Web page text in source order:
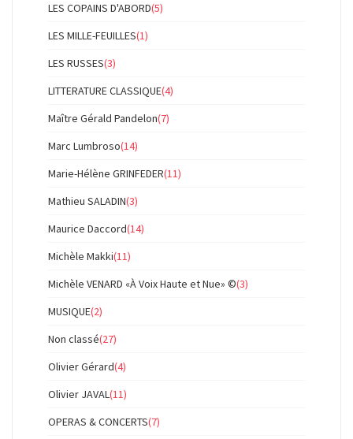
LES COPAINS D'ABORD(5)
LES MILLE-FEUILLES(1)
LES RUSSES(3)
LITTERATURE CLASSIQUE(4)
Maître Gérald Pandelon(7)
Marc Lumbroso(14)
Marie-Hélène GRINFEDER(11)
Mathieu SALADIN(3)
Maurice Daccord(14)
Michèle Makki(11)
Michèle VENARD «À Voix Haute et Nue» ©(3)
MUSIQUE(2)
Non classé(27)
Olivier Gérard(4)
Olivier JAVAL(11)
OPERAS & CONCERTS(7)